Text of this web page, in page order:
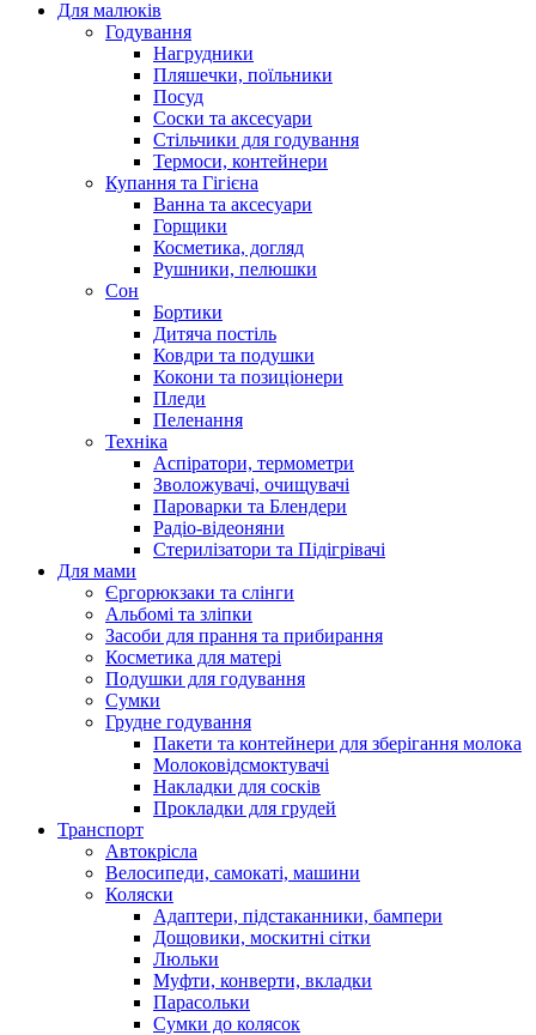
Для малюків
Годування
Нагрудники
Пляшечки, поїльники
Посуд
Соски та аксесуари
Стільчики для годування
Термоси, контейнери
Купання та Гігієна
Ванна та аксесуари
Горщики
Косметика, догляд
Рушники, пелюшки
Сон
Бортики
Дитяча постіль
Ковдри та подушки
Кокони та позиціонери
Пледи
Пеленання
Техніка
Аспіратори, термометри
Зволожувачі, очищувачі
Пароварки та Блендери
Радіо-відеоняни
Стерилізатори та Підігрівачі
Для мами
Єргорюкзаки та слінги
Альбомі та зліпки
Засоби для прання та прибирання
Косметика для матері
Подушки для годування
Сумки
Грудне годування
Пакети та контейнери для зберігання молока
Молоковідсмоктувачі
Накладки для сосків
Прокладки для грудей
Транспорт
Автокрісла
Велосипеди, самокаті, машини
Коляски
Адаптери, підстаканники, бампери
Дощовики, москитні сітки
Люльки
Муфти, конверти, вкладки
Парасольки
Сумки до колясок